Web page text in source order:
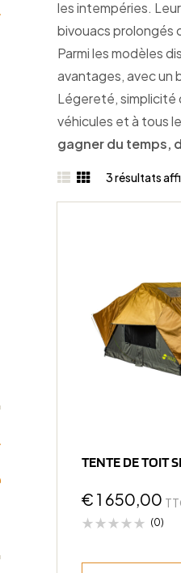
les intempéries.
bivouacs prolongés
Parmi les modèles
avantages, avec un
Légereté, simplicité
véhicules et à tous
gagner du temps,
3 résultats
TENTE DE TOIT
€ 1 650,00
(0)